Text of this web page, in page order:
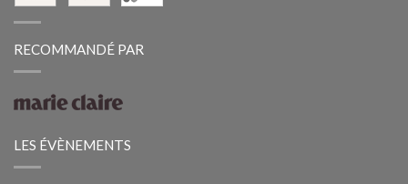
RECOMMANDÉ PAR
LES ÉVÈNEMENTS